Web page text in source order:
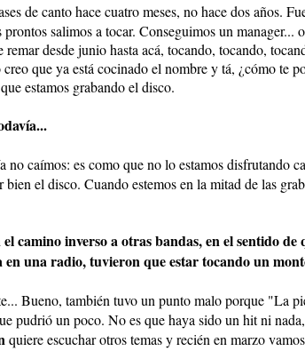
de canto hace cuatro meses, no hace dos años.
prontos salimos a tocar. Conseguimos un manager...
desde junio hasta acá, tocando, tocando,
que ya está cocinado el nombre y tá, ¿cómo te
estamos grabando el disco.
no caímos: es como que no lo estamos disfrutando
bien el disco. Cuando estemos en la mitad de las
camino inverso a otras bandas, en el sentido de
en una radio, tuvieron que estar tocando un
Bueno, también tuvo un punto malo porque "La
pudrió un poco. No es que haya sido un hit ni
quiere escuchar otros temas y recién en marzo